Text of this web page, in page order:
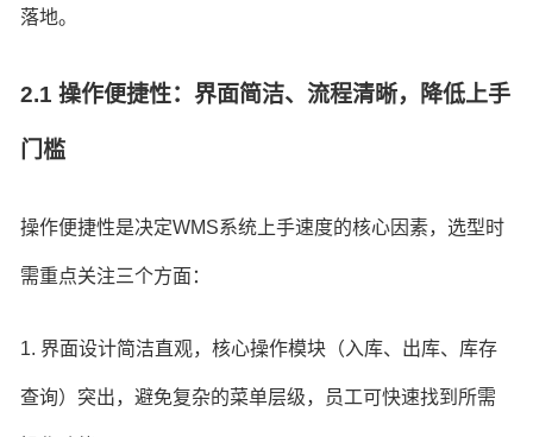
落地。
2.1 操作便捷性：界面简洁、流程清晰，降低上手
门槛
操作便捷性是决定WMS系统上手速度的核心因素，选型时
需重点关注三个方面：
1. 界面设计简洁直观，核心操作模块（入库、出库、库存
查询）突出，避免复杂的菜单层级，员工可快速找到所需